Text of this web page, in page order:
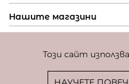
Този сайт
Нашите магазини
Фиксиран курс за